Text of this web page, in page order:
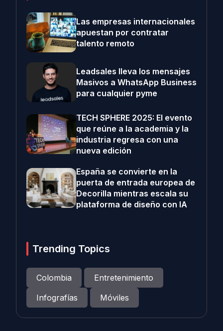
Las empresas internacionales
apuestan por contratar
talento remoto
Leadsales lleva los mensajes
Masivos a WhatsApp Business
para cualquier pyme
TECH SPHERE 2025: El evento
que reúne a la academia y la
industria regresa con una
nueva edición
España se convierte en la
puerta de entrada europea de
Decorilla mientras escala su
plataforma de diseño con IA
Trending Topics
Colombia
Entretenimiento
Infografías
Móviles